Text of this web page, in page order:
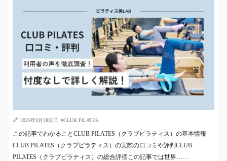
2025年9月28日 #CLUB PILATES
この記事でわかることCLUB PILATES（クラブピラティス）の基本情報
CLUB PILATES（クラブピラティス）の実際の口コミや評判CLUB
PILATES（クラブピラティス）の総合評価この記事では世界……